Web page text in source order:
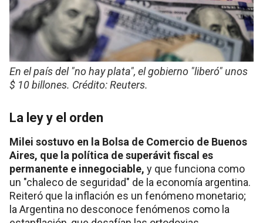
En el país del "no hay plata", el gobierno "liberó" unos
$ 10 billones. Crédito: Reuters.
La ley y el orden
Milei sostuvo en la Bolsa de Comercio de Buenos
Aires, que la política de superávit fiscal es
permanente e innegociable, y que funciona como
un "chaleco de seguridad" de la economía argentina.
Reiteró que la inflación es un fenómeno monetario;
la Argentina no desconoce fenómenos como la